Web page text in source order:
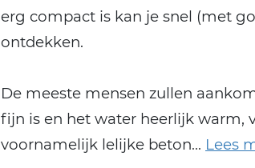
erg compact is kan je snel (met
ontdekken.
De meeste mensen zullen
fijn is en het water heerlijk warm,
voornamelijk lelijke beton